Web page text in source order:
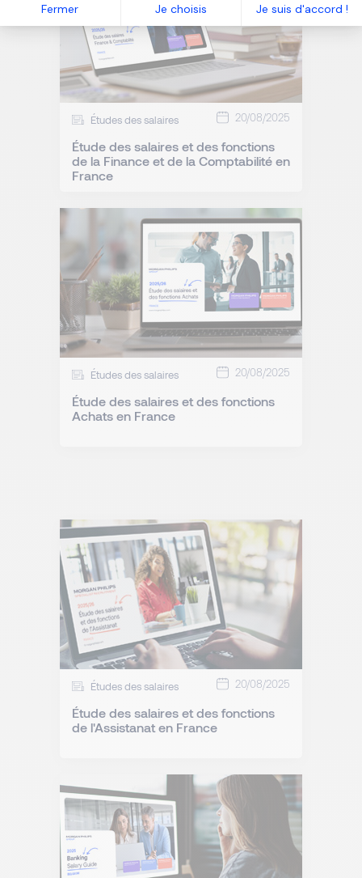
Fermer Je choisis Je suis d'accord !
Études des salaires 20/08/2025
Étude des salaires et des fonctions
de la Finance et de la Comptabilité en
France
Études des salaires 20/08/2025
Étude des salaires et des fonctions
Achats en France
Études des salaires 20/08/2025
Étude des salaires et des fonctions
de l'Assistanat en France